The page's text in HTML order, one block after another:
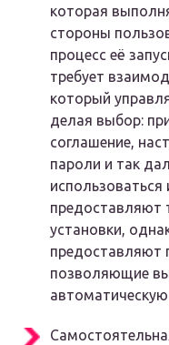
которая
стороны
процесс её
требует
который
делая выбор:
соглашение,
пароли и так
предоставляют
установки,
предоставляют
позволяющие
автоматическую